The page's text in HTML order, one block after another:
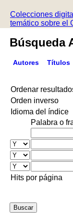
Colecciones
temático sobre el
Búsqueda
Autores Títulos
Ordenar
Orden inverso
Idioma del índice
Palabra o
Hits por página